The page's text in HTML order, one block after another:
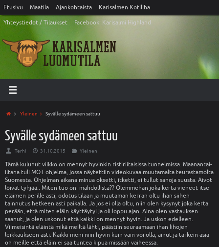
Etusivu Maatila Ajankohtaista
Karisalmen Kotiliha
Yhteystiedot / Tilaukset
Facebook: Karisalmi Highland
Yleinen Syvälle sydämeen sattuu
Syvälle sydämeen sattuu
Terhi 31.10.2015 Yleinen
Tämä kulunut viikko on mennyt hyvinkin ristiriitaisissa tunnelmissa. Maanantai-
iltana tuli MOT ohjelma, jossa näytettiin videokuvaa muutamalta teurastamolta
Suomesta. Ohjelman aikana minua oksetti, itketti, ei tullut sanoja suusta. Aivot
löivät tyhjää.. Miten tuo on mahdollista?? Olemmehan joka kerta vieneet itse
eläimen perille asti, odotus tilaan ja muutaman kerran oltu ihan siihen
tainnutus hetkeen asti paikalla. Ja jos ei olla oltu, niin olen kysynyt joka kerta
perään, että miten eläin käyttäytyi ja oli loppu ajan. Aina olen vastauksen
saanut, ja olen uskonut että kaikki on mennyt hyvin. Ja uskon edelleen.
Viimeisintä eläintä mikä meiltä lähti, päästiin seuraamaan ihan lihojen
leikkaukseen asti. Kaikki meni niin hyvin kuin vain voi olla; ainut ja tärkein asia
on meille että eläin ei saa tuntea kipua missään vaiheessa.